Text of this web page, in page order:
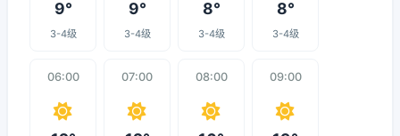
9°
3-4级
9°
3-4级
8°
3-4级
8°
3-4级
06:00 07:00 08:00 09:00